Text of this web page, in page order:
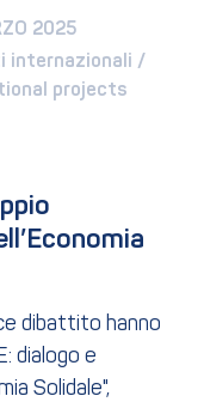
2025
internazionali /
projects
dibattito hanno
dialogo e
Solidale",